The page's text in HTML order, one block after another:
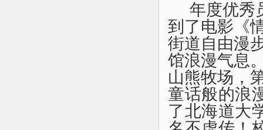
年度优秀
到了电影《
街道自由漫
馆浪漫气息
山熊牧场 ，
童话般的浪
了北海道大